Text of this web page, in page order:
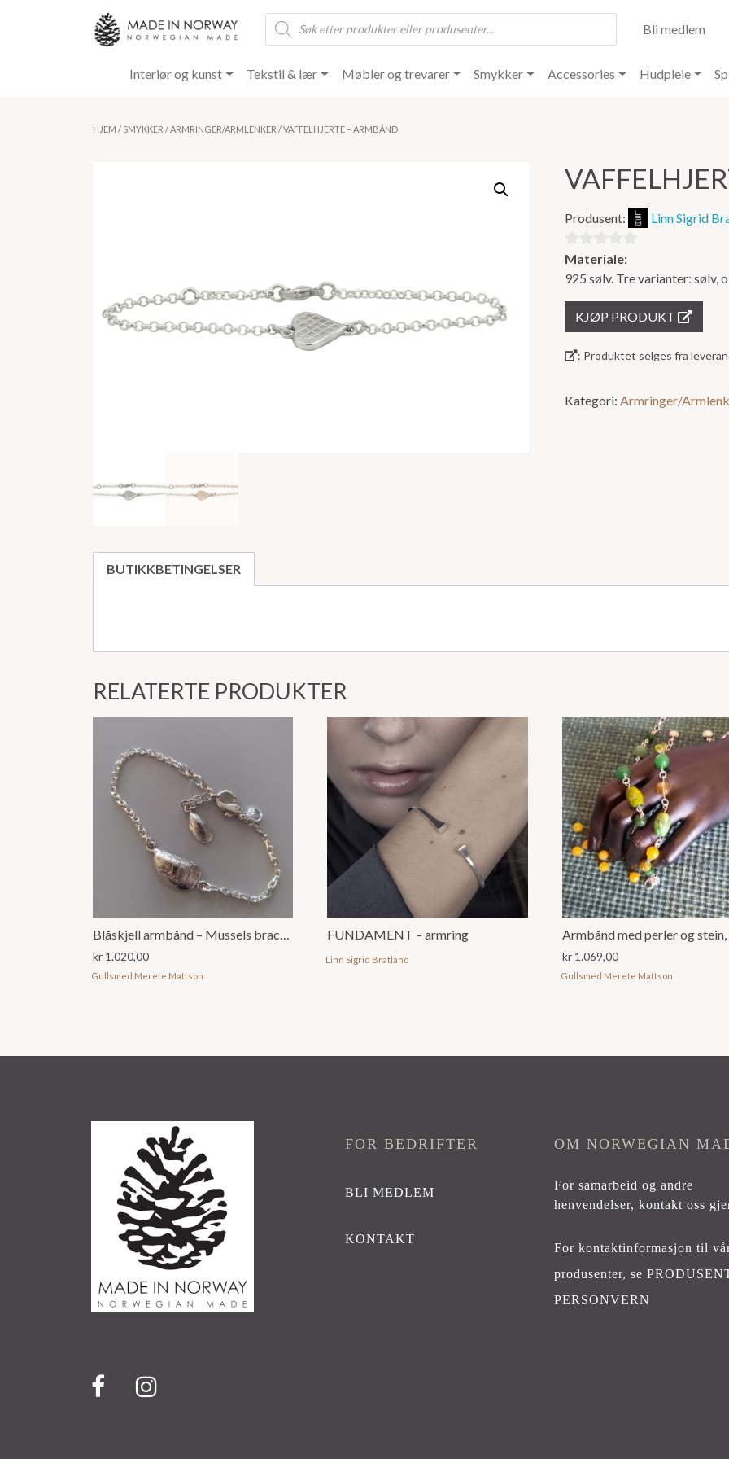
Products
search
Bli medlem
Interiør og kunst Tekstil & lær Møbler og trevarer Smykker Accessories Hudpleie
HJEM / SMYKKER /ARMRINGER/ARMLENKER / VAFFELHJERTE – ARMBÅND
Produsent: Linn Sigrid
0
ut
av
Materiale:
925 sølv. Tre varianter:
KJØP PRODUKT
: Produktet selges fra
Kategori:Armringer/
BUTIKKBETINGELSER
RELATERTE PRODUKTER
Blåskjell armbånd – Mussels bracelet
kr 1.020,00
Gullsmed Merete Mattson
FUNDAMENT – armring
Linn Sigrid Bratland kr1.069,00
Gullsmed Merete Mattson
FOR BEDRIFTER
BLI MEDLEM
KONTAKT
OM NORWEGIAN
For samarbeid og andre
henvendelser,kontakt oss
For kontaktinformasjon til
produsenter, se
PERSONVERN